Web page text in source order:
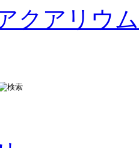
クアリウム